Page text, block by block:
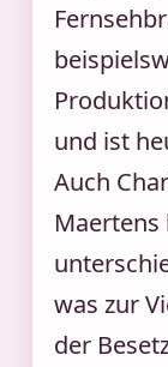
und ist
Auch
Maertens
was zur
der